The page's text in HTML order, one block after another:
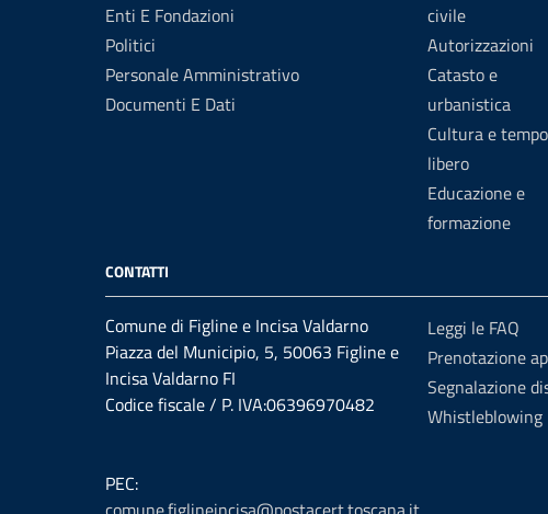
Enti E Fondazioni
Politici
Personale Amministrativo
Documenti E Dati
civile
Autorizzazioni
Catasto e
urbanistica
Cultura e tempo
libero
Educazione e
formazione
CONTATTI
Comune di Figline e Incisa Valdarno
Piazza del Municipio, 5, 50063 Figline e
Incisa Valdarno FI
Codice fiscale / P. IVA:06396970482
PEC:
Leggi le FAQ
Prenotazione
Segnalazione
Whistleblowing